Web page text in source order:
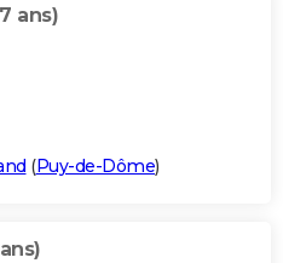
ans)
(Puy-de-Dôme)